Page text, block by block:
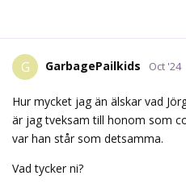
G GarbagePailkids Oct '24
Hur mycket jag än älskar vad
är jag tveksam till honom som
var han står som detsamma.
Vad tycker ni?